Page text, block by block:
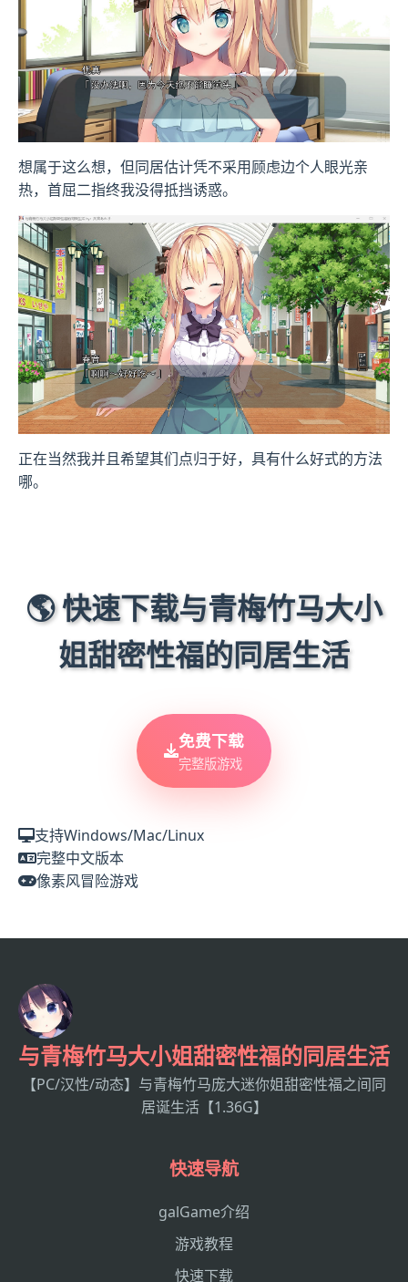
想属于这么想，但同居估计凭不采用顾虑边个人眼光亲
热，首屈二指终我没得抵挡诱惑。
正在当然我并且希望其们点归于好，具有什么好式的方法
哪。
🌎 快速下载与青梅竹马大小
姐甜密性福的同居生活
免费下载
完整版游戏
支持Windows/Mac/Linux
完整中文版本
像素风冒险游戏
与青梅竹马大小姐甜密性福的同居生活
【PC/汉性/动态】与青梅竹马庞大迷你姐甜密性福之间同
居诞生活【1.36G】
快速导航
galGame介绍
游戏教程
快速下载